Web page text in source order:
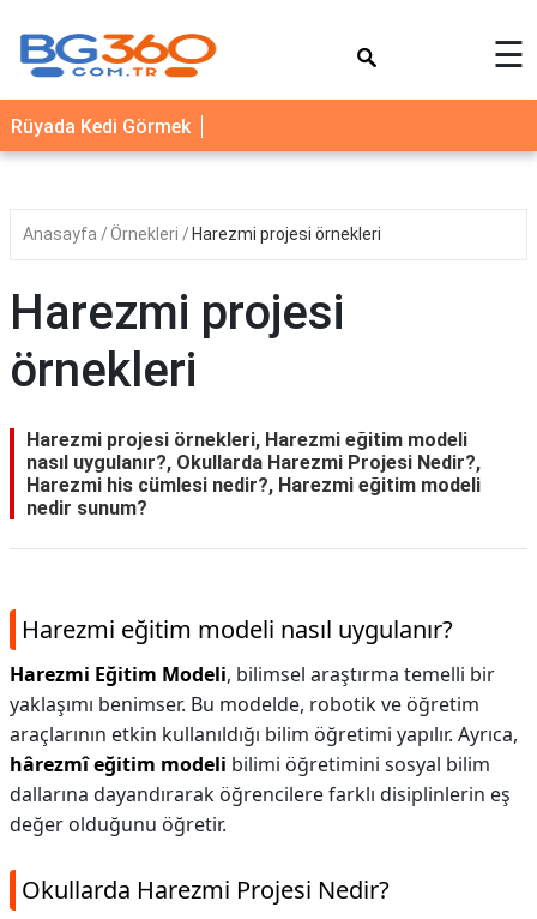
YEMEK
TARİFLERİ
SAĞLIK
İLETİŞİM
☰
Rüyada Kedi Görmek
Anasayfa Örnekleri Harezmi projesi örnekleri
Harezmi projesi
örnekleri
Harezmi projesi örnekleri, Harezmi eğitim modeli
nasıl uygulanır?, Okullarda Harezmi Projesi Nedir?,
Harezmi his cümlesi nedir?, Harezmi eğitim modeli
nedir sunum?
Harezmi eğitim modeli nasıl uygulanır?
Harezmi Eğitim Modeli, bilimsel araştırma temelli bir
yaklaşımı benimser. Bu modelde, robotik ve öğretim
araçlarının etkin kullanıldığı bilim öğretimi yapılır. Ayrıca,
hârezmî eğitim modeli bilimi öğretimini sosyal bilim
dallarına dayandırarak öğrencilere farklı disiplinlerin eş
değer olduğunu öğretir.
Okullarda Harezmi Projesi Nedir?